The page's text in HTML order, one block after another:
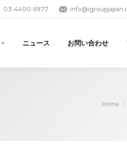
03-4400-6977
ニュース お問い合わせ
You
Home